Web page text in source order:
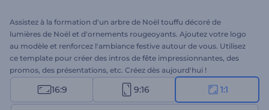
Assistez à la formation d'un arbre de Noël touffu décoré de
lumières de Noël et d'ornements rougeoyants. Ajoutez votre logo
au modèle et renforcez l'ambiance festive autour de vous. Utilisez
ce template pour créer des intros de fête impressionnantes, des
promos, des présentations, etc. Créez dès aujourd'hui !
16:9 9:16 1:1